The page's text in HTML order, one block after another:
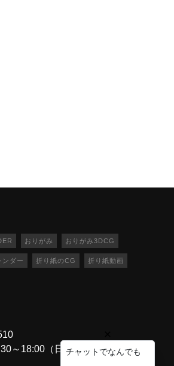
チャットでなんでも
おりがみ おりがみ3DCG
ンダー 折り紙のCG 折り紙動画
～18:00（日・祝休業）